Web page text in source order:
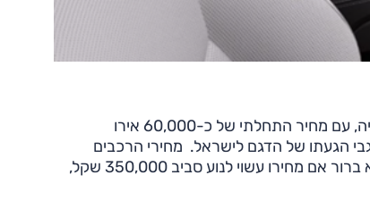
הדגם כבר זמין להזמנה במספר מדינות באירופה, כולל גרמניה, צרפת ובריטניה, עם מחיר התחלתי של כ-60,000 אירו
לגבי הגעתו של הדגם לישראל. מחירי הרכבים
החשמליים בישראל מושפעים ממסים ותקנות לא פרופורציונלים בעליל, ולכן לא ברור אם מחירו עשוי לנוע סביב 350,000 שקל,